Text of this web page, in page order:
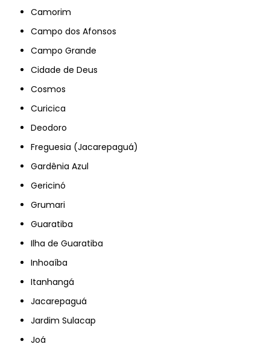
Camorim
Campo dos Afonsos
Campo Grande
Cidade de Deus
Cosmos
Curicica
Deodoro
Freguesia (Jacarepaguá)
Gardênia Azul
Gericinó
Grumari
Guaratiba
Ilha de Guaratiba
Inhoaíba
Itanhangá
Jacarepaguá
Jardim Sulacap
Joá